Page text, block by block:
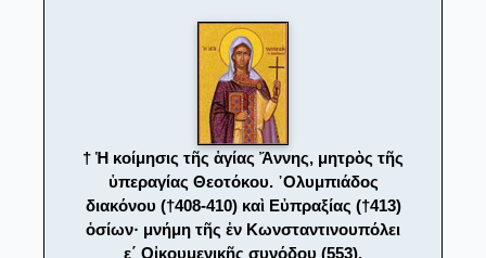
† Ἡ κοίμησις τῆς ἁγίας Ἄννης, μητρὸς τῆς
ὑπεραγίας Θεοτόκου. ᾿Ολυμπιάδος
διακόνου (†408-410) καὶ Εὐπραξίας (†413)
ὁσίων· μνήμη τῆς ἐν Κωνσταντινουπόλει
ε΄ Οἰκουμενικῆς συνόδου (553).